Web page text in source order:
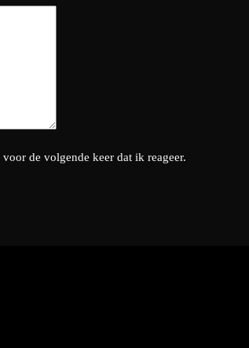
de volgende keer dat ik reageer.